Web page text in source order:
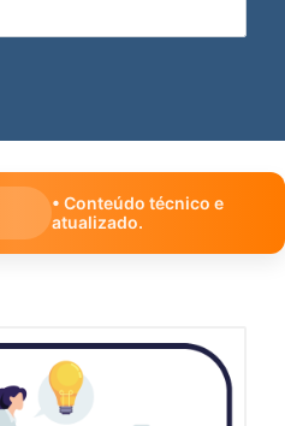
• Conteúdo técnico e
atualizado.